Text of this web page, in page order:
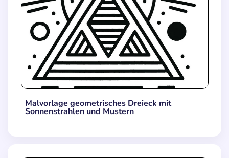
Malvorlage geometrisches Dreieck mit
Sonnenstrahlen und Mustern